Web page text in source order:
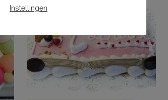
Instellingen